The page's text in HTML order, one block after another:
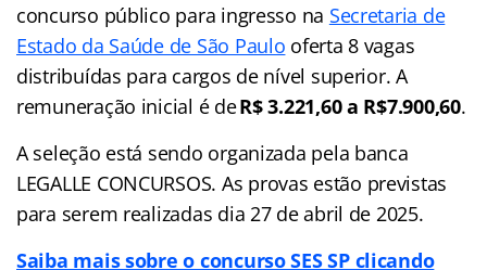
concurso público para ingresso na Secretaria de
Estado da Saúde de São Paulo oferta 8 vagas
distribuídas para cargos de nível superior. A
remuneração inicial é deR$ 3.221,60 a R$7.900,60.
A seleção está sendo organizada pela banca
LEGALLE CONCURSOS. As provas estão previstas
para serem realizadas dia 27 de abril de 2025.
Saiba mais sobre o concurso SES SP clicando